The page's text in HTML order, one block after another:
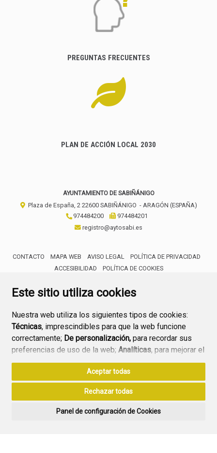
Este sitio utiliza cookies
Nuestra web utiliza los siguientes tipos de cookies:
Técnicas, imprescindibles para que la web funcione
correctamente; De personalización, para recordar sus
preferencias de uso de la web; Analíticas, para mejorar el
funcionamiento de la web y sus servicios.
Si acepta pulsando el botón“Aceptar todas”
consideramos que acepta su uso. Si pulsa el botón
ninguna acción, se guardarán las cookies técnicas
Aceptar todas
Rechazar todas
Panel de configuración de Cookies
PREGUNTAS FRECUENTES
PLAN DE ACCIÓN LOCAL 2030
AYUNTAMIENTO DE SABIÑÁNIGO
Plaza de España, 2 22600 SABIÑÁNIGO - ARAGÓN (ESPAÑA)
974484200
974484201
registro@aytosabi.es
CONTACTO MAPA WEB AVISO LEGAL
POLÍTICA DE PRIVACIDAD
ACCESIBILIDAD
POLÍTICA DE COOKIES